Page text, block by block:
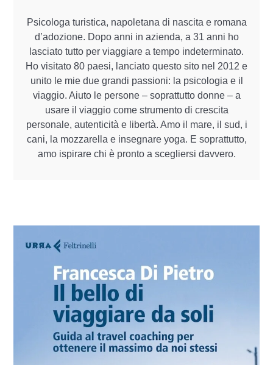
Psicologa turistica, napoletana di nascita e romana
d’adozione. Dopo anni in azienda, a 31 anni ho
lasciato tutto per viaggiare a tempo indeterminato.
Ho visitato 80 paesi, lanciato questo sito nel 2012 e
unito le mie due grandi passioni: la psicologia e il
viaggio. Aiuto le persone – soprattutto donne – a
usare il viaggio come strumento di crescita
personale, autenticità e libertà. Amo il mare, il sud, i
cani, la mozzarella e insegnare yoga. E soprattutto,
amo ispirare chi è pronto a scegliersi davvero.